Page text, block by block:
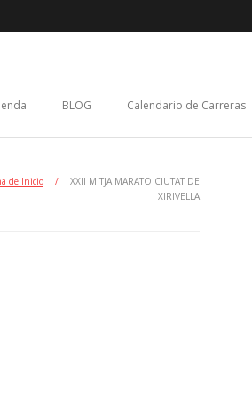
BLOG Calendario de Carreras
de Inicio /
XXII MITJA MARATO CIUTAT DE
XIRIVELLA